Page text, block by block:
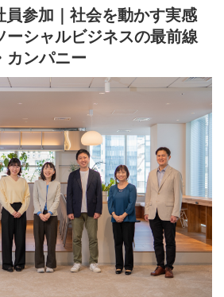
new-graduate
バーのインタビュー
器用貧乏」な私が見つけた“みんながス
companies/liva/post_articles/989457
リアをもっと面白くする。新卒4年目で
手が語る、リヴァで働く理由
companies/liva/post_articles/1073223
こにもう失敗はない！」挑戦を積み上
に挑む新卒2年目の覚悟
companies/liva/post_articles/1083617
トオーナーへ。異業種からの入社で目指
けた組織の実現
companies/liva/post_articles/1063671
ジェクトへの参画・推進も経験しなが
力を身につけていきます。
ーター ：休職・離職中の方の自分らし
る社会復帰施設での支援員
サービス認知拡大、営業活動・営業戦略
全体のブランディング観点でのPR広報戦
コンテンツ運営やイベント企画）
理・人事など）：事業を推進するため
はじめ、既存事業のリーダー職や新規
を目指し、様々な仕事にチャレンジして
進捗や悩み、将来自分がやりたいこと
共有・相談できるメンター制度や、代
あります。
員参加｜社会を動かす実感
ーシャルビジネスの最前線
カンパニー